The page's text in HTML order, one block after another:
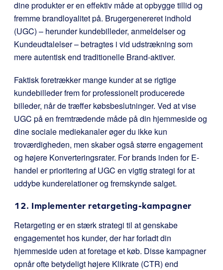
dine produkter er en effektiv måde at opbygge tillid og
fremme brandloyalitet på. Brugergenereret indhold
(UGC) – herunder kundebilleder, anmeldelser og
Kundeudtalelser – betragtes i vid udstrækning som
mere autentisk end traditionelle Brand-aktiver.
Faktisk foretrækker mange kunder at se rigtige
kundebilleder frem for professionelt producerede
billeder, når de træffer købsbeslutninger. Ved at vise
UGC på en fremtrædende måde på din hjemmeside og
dine sociale mediekanaler øger du ikke kun
troværdigheden, men skaber også større engagement
og højere Konverteringsrater. For brands inden for E-
handel er prioritering af UGC en vigtig strategi for at
uddybe kunderelationer og fremskynde salget.
12. Implementer retargeting-kampagner
Retargeting er en stærk strategi til at genskabe
engagementet hos kunder, der har forladt din
hjemmeside uden at foretage et køb. Disse kampagner
opnår ofte betydeligt højere Klikrate (CTR) end